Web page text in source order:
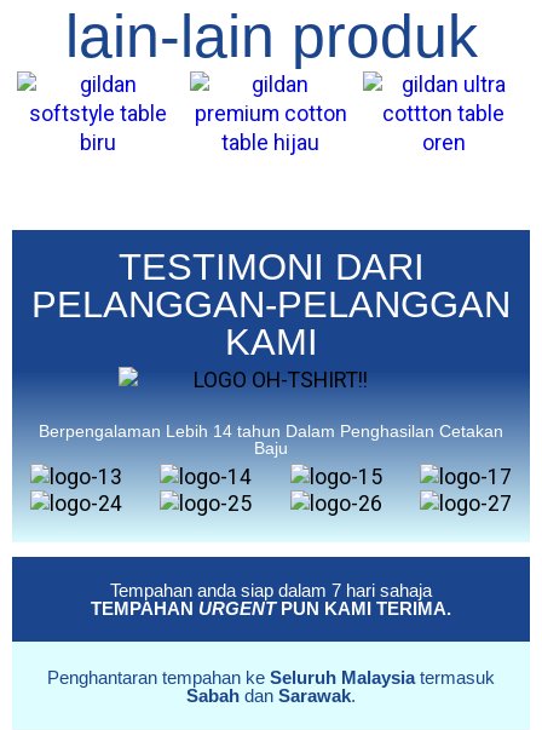
lain-lain produk
TESTIMONI DARI
PELANGGAN-PELANGGAN
KAMI
Berpengalaman Lebih 14 tahun Dalam Penghasilan Cetakan
Baju
Tempahan anda siap dalam 7 hari sahaja
TEMPAHAN URGENTPUN KAMI TERIMA.
Penghantaran tempahan ke Seluruh Malaysiatermasuk
Sabah dan Sarawak.